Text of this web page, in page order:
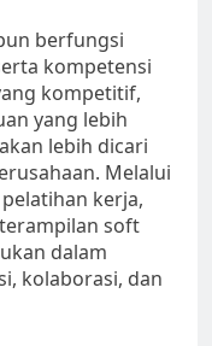
berfungsi
kompetensi
kompetitif,
yang lebih
lebih dicari
Melalui
kerja,
soft
dalam
kolaborasi, dan